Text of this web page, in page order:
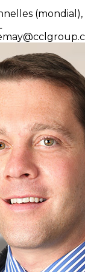
(mondial),